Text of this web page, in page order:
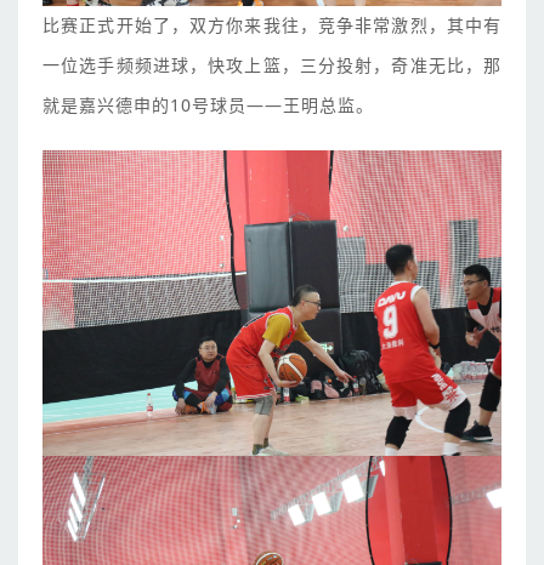
比赛正式开始了，双方你来我往，竞争非常激烈，其中有
一位选手频频进球，快攻上篮，三分投射，奇准无比，那
就是嘉兴德申的10号球员——王明总监。